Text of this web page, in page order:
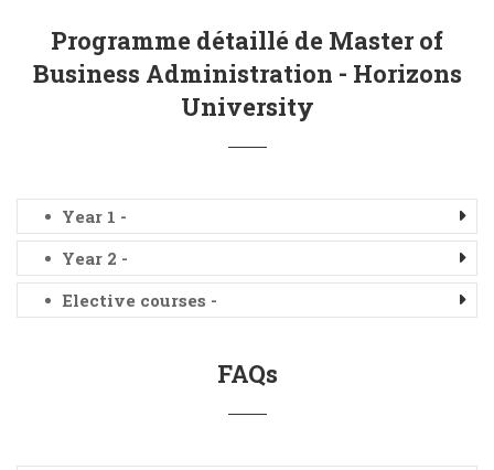
Programme détaillé de Master of
Business Administration - Horizons
University
Year 1 -
Year 2 -
Elective courses -
FAQs